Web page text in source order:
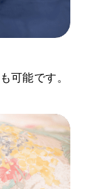
可能です。